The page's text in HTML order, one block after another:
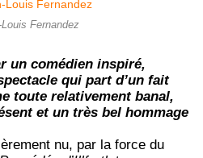
Fernandez
un comédien inspiré,
qui part d’un fait
toute relativement banal,
et un très bel hommage
nu, par la force du